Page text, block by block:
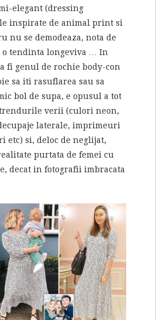
elegant (dressing
inspirate de animal print si
nu se demodeaza, nota de
tendinta longeviva … In
fi genul de rochie body-con
sa iti rasuflarea sau sa
bol de supa, e opusul a tot
verii (culori neon,
laterale, imprimeuri
etc) si, deloc de neglijat,
purtata de femei cu
decat in fotografii imbracata